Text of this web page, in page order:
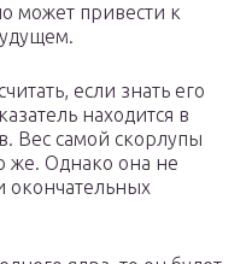
может привести к
если знать его
находится в
Вес самой скорлупы
же. Однако она не
окончательных